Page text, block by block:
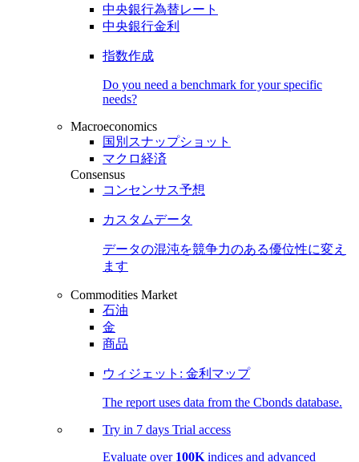
中央銀行為替レート
中央銀行金利
指数作成
Do you need a benchmark for your specific
needs?
Macroeconomics
国別スナップショット
マクロ経済
Consensus
コンセンサス予想
カスタムデータ
データの混沌を競争力のある優位性に変え
ます
Commodities Market
石油
金
商品
ウィジェット: 金利マップ
The report uses data from the Cbonds database.
Try in 7 days Trial access
Evaluate over 100K indices and advanced